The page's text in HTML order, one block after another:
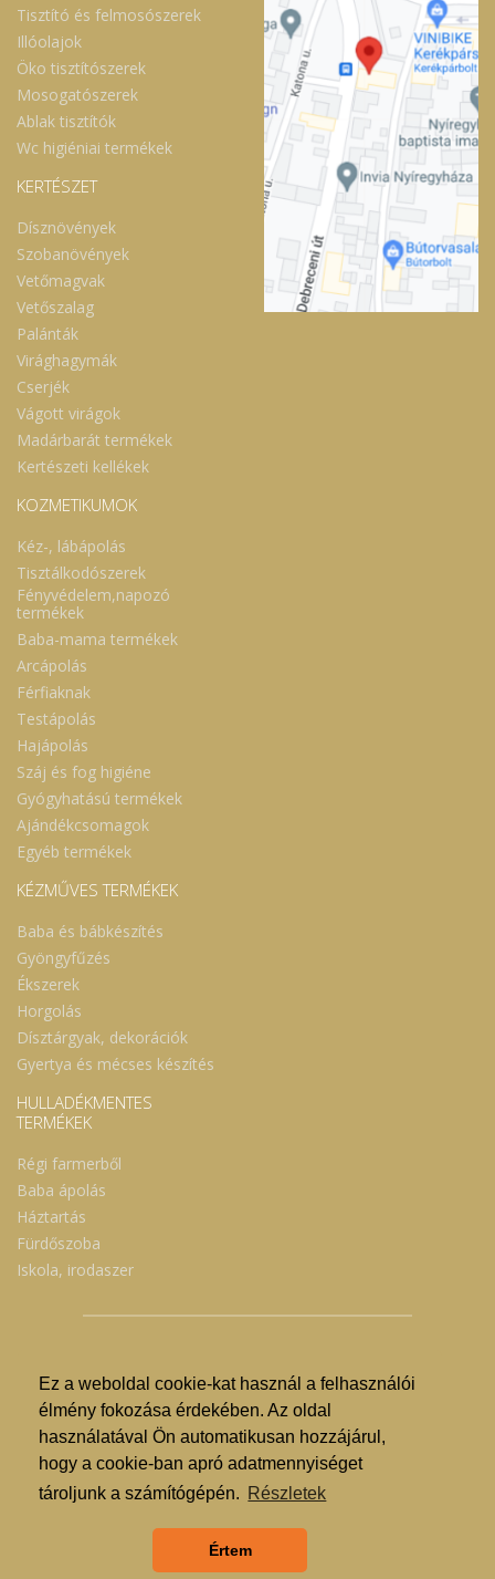
Ez a weboldal cookie-kat használ a felhasználói
élmény fokozása érdekében. Az oldal
használatával Ön automatikusan hozzájárul,
hogy a cookie-ban apró adatmennyiséget
tároljunk a számítógépén. Részletek
Értem
Tisztító és felmosószerek
Illóolajok
Öko tisztítószerek
Mosogatószerek
Ablak tisztítók
Wc higiéniai termékek
KERTÉSZET
Dísznövények
Szobanövények
Vetőmagvak
Vetőszalag
Palánták
Virághagymák
Cserjék
Vágott virágok
Madárbarát termékek
Kertészeti kellékek
KOZMETIKUMOK
Kéz-, lábápolás
Tisztálkodószerek
Fényvédelem,napozó
termékek
Baba-mama termékek
Arcápolás
Férfiaknak
Testápolás
Hajápolás
Száj és fog higiéne
Gyógyhatású termékek
Ajándékcsomagok
Egyéb termékek
KÉZMŰVES TERMÉKEK
Baba és bábkészítés
Gyöngyfűzés
Ékszerek
Horgolás
Dísztárgyak, dekorációk
Gyertya és mécses készítés
HULLADÉKMENTES
TERMÉKEK
Régi farmerből
Baba ápolás
Háztartás
Fürdőszoba
Iskola, irodaszer
© Nyíregyházi Kosár Közösség 2019.
Hogyan lehet vásárolni?
GDPR
ÁSZF